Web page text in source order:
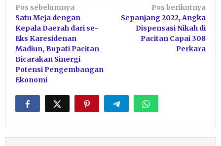
Navigasi
pos
Pos sebelumnya
Satu Meja dengan
Kepala Daerah dari se-
Eks Karesidenan
Madiun, Bupati Pacitan
Bicarakan Sinergi
Potensi Pengembangan
Ekonomi
Pos berikutnya
Sepanjang 2022, Angka
Dispensasi Nikah di
Pacitan Capai 308
Perkara